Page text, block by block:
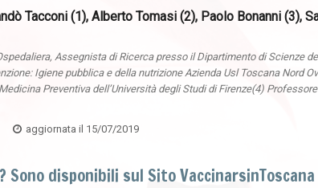
Tacconi (1), Alberto Tomasi (2), Paolo Bonanni (3),
Assegnista di Ricerca presso il Dipartimento di Scienze
Igiene pubblica e della nutrizione Azienda Usl Toscana Nord
Preventiva dell’Università degli Studi di Firenze(4)
aggiornata il 15/07/2019
Sono disponibili sul Sito